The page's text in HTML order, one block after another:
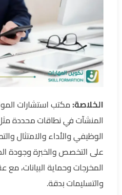
الخلاصة:مكتب استشارات
المنشآت في نطاقات محددة
الوظيفي والأداء والامتثال
على التخصص والخبرة وجودة
المخرجات وحماية البيانات،
والتسليمات بدقة.